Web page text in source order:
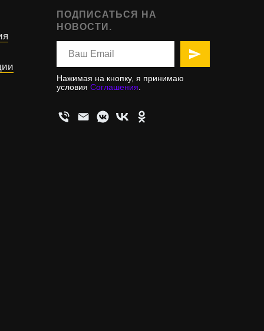
ПОДПИСАТЬСЯ НА
НОВОСТИ.
Нажимая на кнопку, я принимаю
условия Соглашения